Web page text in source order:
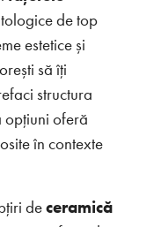
de top
estetice și
să îți
structura
opțiuni oferă
în contexte
deceramică